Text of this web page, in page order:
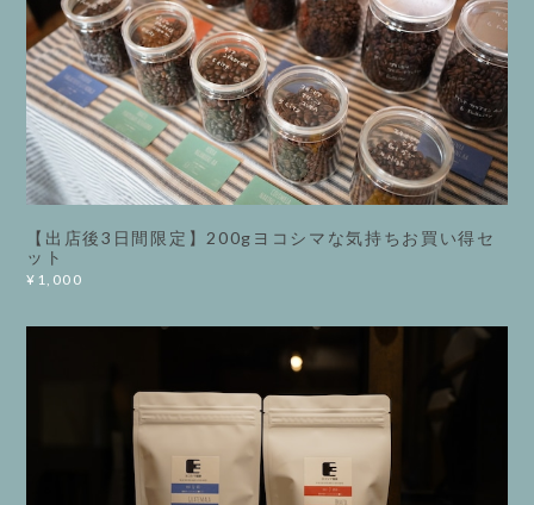
【出店後3日間限定】200gヨコシマな気持ちお買い得セ
ット
¥1,000